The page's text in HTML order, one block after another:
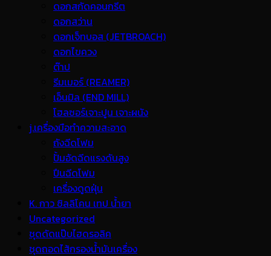
ดอกสกัดคอนกรีต
ดอกสว่าน
ดอกเจ็ทบอส (JETBROACH)
ดอกไขควง
ต๊าป
รีมเมอร์ (REAMER)
เอ็นมิล (END MILL)
โฮลซอร์เจาะปูน เจาะผนัง
j.เครื่องมือทำความสะอาด
ถังฉีดโฟม
ปั้มอัดฉีดแรงดันสูง
ปืนฉีดโฟม
เครื่องดูดฝุ่น
K. กาว ซิลลิโคน เทป น้ำยา
Uncategorized
ชุดดัดแป๊บไฮดรอลิค
ชุดถอดไส้กรองน้ำมันเครื่อง